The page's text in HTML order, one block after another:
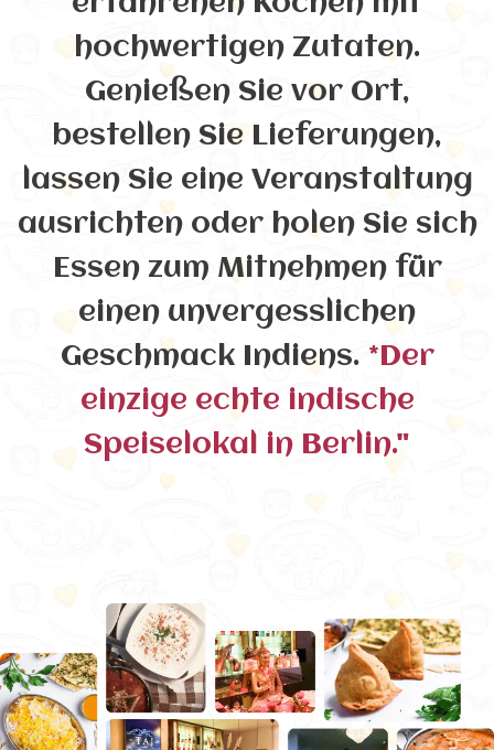
hochwertigen Zutaten.
Genießen Sie vor Ort,
bestellen Sie Lieferungen,
lassen Sie eine Veranstaltung
ausrichten oder holen Sie sich
Essen zum Mitnehmen für
einen unvergesslichen
Geschmack Indiens. *Der
einzige echte indische
Speiselokal in Berlin."